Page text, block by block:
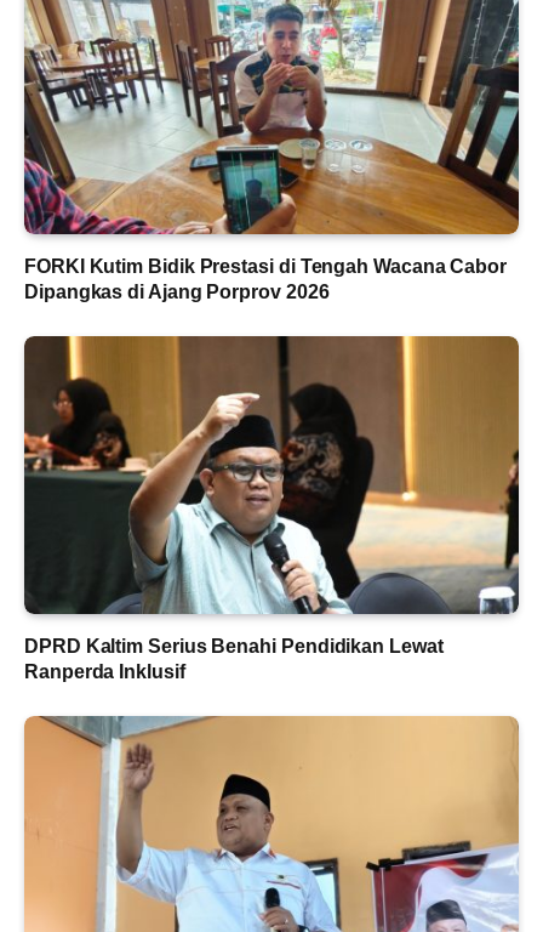
FORKI Kutim Bidik Prestasi di Tengah Wacana Cabor
Dipangkas di Ajang Porprov 2026
DPRD Kaltim Serius Benahi Pendidikan Lewat
Ranperda Inklusif